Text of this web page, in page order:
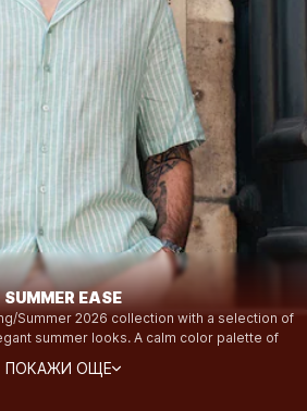
SUMMER EASE
Summer 2026 collection with a selection of
summer looks. A calm color palette of
canvas meet textured fabrics like crinkle,
ПОКАЖИ ОЩЕ